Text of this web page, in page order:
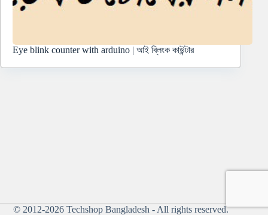
Eye blink counter with arduino | আই ব্লিংক কাউন্টার
© 2012-2026 Techshop Bangladesh - All rights reserved.